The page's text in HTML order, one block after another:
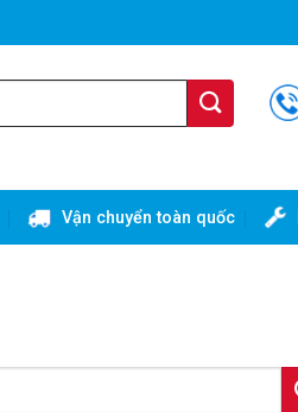
Vận chuyển toàn quốc